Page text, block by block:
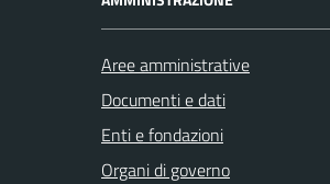
Aree amministrative
Documenti e dati
Enti e fondazioni
Organi di governo